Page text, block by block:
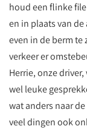
houd een flinke
en in plaats van
even in de berm
verkeer er
Herrie, onze
wel leuke
wat anders naar
veel dingen ook